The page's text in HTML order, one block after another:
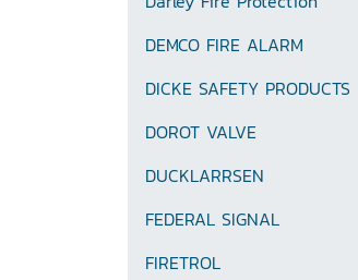
DEMCO FIRE ALARM
DICKE SAFETY PRODUCTS
DOROT VALVE
DUCKLARRSEN
FEDERAL SIGNAL
FIRETROL